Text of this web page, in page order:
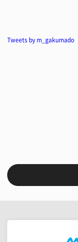
Tweets by m_gakumado